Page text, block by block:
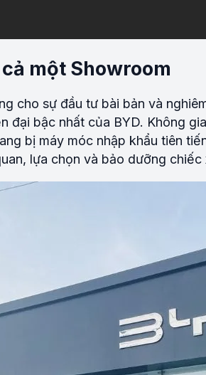
một Showroom
cho sự đầu tư bài bản và
đại bậc nhất của BYD. Không
bị máy móc nhập khẩu tiên
lựa chọn và bảo dưỡng chiếc